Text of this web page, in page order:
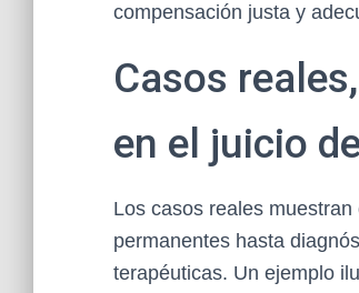
compensación justa y
Casos
en el juicio
Los casos reales
permanentes hasta
terapéuticas. Un ejemplo